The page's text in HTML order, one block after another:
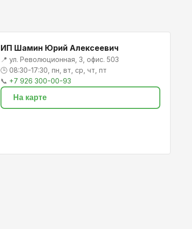
ИП Шамин Юрий Алексеевич
📍 ул. Революционная, 3, офис. 503
🕒 08:30-17:30, пн, вт, ср, чт, пт
📞 +7 926 300-00-93
На карте